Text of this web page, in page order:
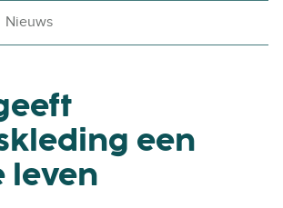
Nieuws
een
leven